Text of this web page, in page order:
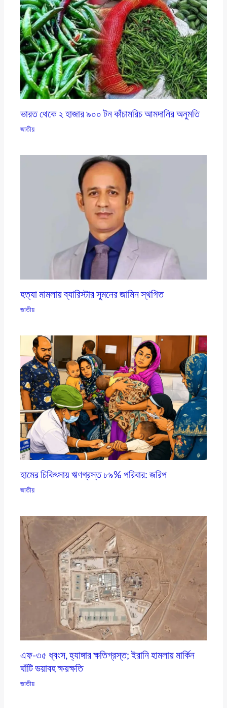
ভারত থেকে ২ হাজার ৯০০ টন কাঁচামরিচ আমদানির অনুমতি
জাতীয়
হত্যা মামলায় ব্যারিস্টার সুমনের জামিন স্থগিত
জাতীয়
হামের চিকিৎসায় ঋণগ্রস্ত ৮৯% পরিবার: জরিপ
জাতীয়
এফ-৩৫ ধ্বংস, হ্যাঙ্গার ক্ষতিগ্রস্ত; ইরানি হামলায় মার্কিন
ঘাঁটি ভয়াবহ ক্ষয়ক্ষতি
জাতীয়